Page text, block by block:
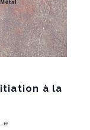
à la